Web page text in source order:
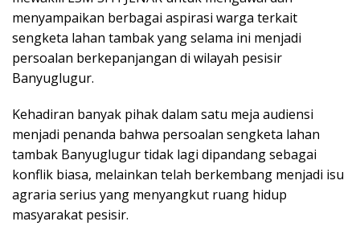
menyampaikan berbagai aspirasi warga terkait
sengketa lahan tambak yang selama ini menjadi
persoalan berkepanjangan di wilayah pesisir
Banyuglugur.
Kehadiran banyak pihak dalam satu meja audiensi
menjadi penanda bahwa persoalan sengketa lahan
tambak Banyuglugur tidak lagi dipandang sebagai
konflik biasa, melainkan telah berkembang menjadi isu
agraria serius yang menyangkut ruang hidup
masyarakat pesisir.